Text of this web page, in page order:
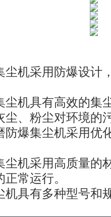
尘机采用防爆设计
机具有高效的集
、粉尘对环境的
爆集尘机采用优
机采用高质量的
常运行。
机具有多种型号和